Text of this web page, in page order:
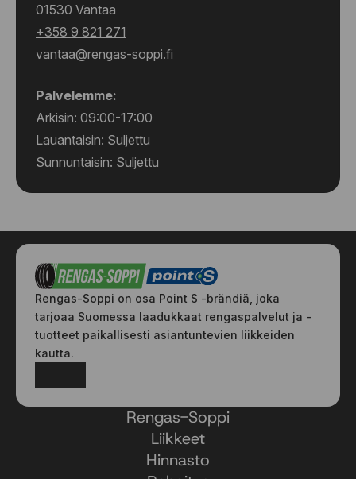
01530 Vantaa
+358 9 821 271
vantaa@rengas-soppi.fi
Palvelemme:
Arkisin: 09:00-17:00
Lauantaisin: Suljettu
Sunnuntaisin: Suljettu
Rengas-Soppi on osa Point S -brändiä, joka
tarjoaa Suomessa laadukkaat rengaspalvelut ja -
tuotteet paikallisesti asiantuntevien liikkeiden
kautta.
Rengas-Soppi
Liikkeet
Hinnasto